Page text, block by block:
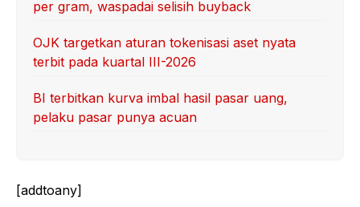
per gram, waspadai selisih buyback
OJK targetkan aturan tokenisasi aset nyata
terbit pada kuartal III-2026
BI terbitkan kurva imbal hasil pasar uang,
pelaku pasar punya acuan
[addtoany]